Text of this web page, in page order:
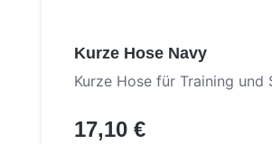
Kurze Hose Navy
Kurze Hose für Training und
17,10 €